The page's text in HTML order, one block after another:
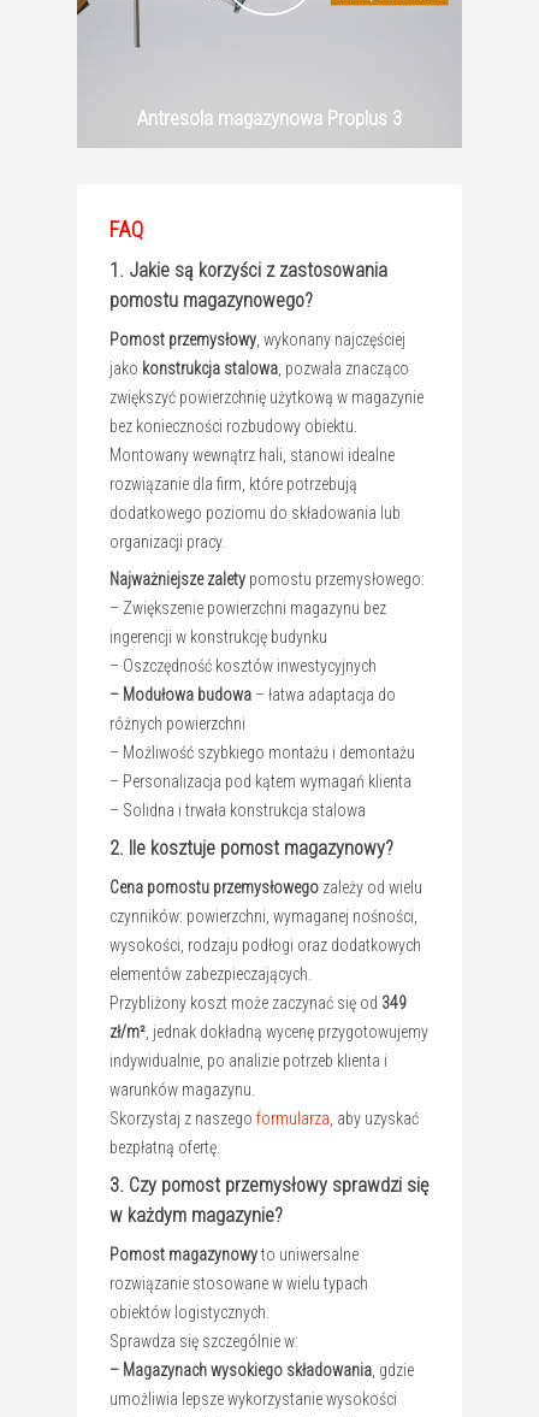
Antresola magazynowa Proplus 3
FAQ
1. Jakie są korzyści z zastosowania
pomostu magazynowego?
Pomost przemysłowy, wykonany najczęściej
jako konstrukcja stalowa, pozwala znacząco
zwiększyć powierzchnię użytkową w magazynie
bez konieczności rozbudowy obiektu.
Montowany wewnątrz hali, stanowi idealne
rozwiązanie dla firm, które potrzebują
dodatkowego poziomu do składowania lub
organizacji pracy.
Najważniejsze zaletypomostu przemysłowego:
– Zwiększenie powierzchni magazynu bez
ingerencji w konstrukcję budynku
– Oszczędność kosztów inwestycyjnych
–Modułowa budowa– łatwa adaptacja do
różnych powierzchni
– Możliwość szybkiego montażu i demontażu
– Personalizacja pod kątem wymagań klienta
– Solidna i trwała konstrukcja stalowa
2. Ile kosztuje pomost magazynowy?
Cena pomostu przemysłowegozależy od wielu
czynników: powierzchni, wymaganej nośności,
wysokości, rodzaju podłogi oraz dodatkowych
elementów zabezpieczających.
Przybliżony koszt może zaczynać się od 349
zł/m², jednak dokładną wycenę przygotowujemy
indywidualnie, po analizie potrzeb klienta i
warunków magazynu.
Skorzystaj z naszego formularza, aby uzyskać
bezpłatną ofertę.
3. Czy pomost przemysłowy sprawdzi się
w każdym magazynie?
Pomost magazynowyto uniwersalne
rozwiązanie stosowane w wielu typach
obiektów logistycznych.
Sprawdza się szczególnie w:
– Magazynach wysokiego składowania, gdzie
umożliwia lepsze wykorzystanie wysokości